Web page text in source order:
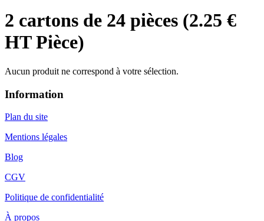
2 cartons de 24 pièces (2.25 €
HT Pièce)
Aucun produit ne correspond à votre sélection.
Information
Plan du site
Mentions légales
Blog
CGV
Politique de confidentialité
À propos